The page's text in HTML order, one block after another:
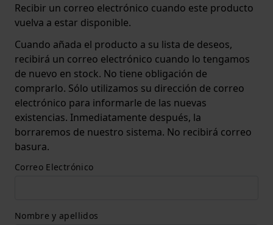
Recibir un correo electrónico cuando este producto
vuelva a estar disponible.
Cuando añada el producto a su lista de deseos,
recibirá un correo electrónico cuando lo tengamos
de nuevo en stock. No tiene obligación de
comprarlo. Sólo utilizamos su dirección de correo
electrónico para informarle de las nuevas
existencias. Inmediatamente después, la
borraremos de nuestro sistema. No recibirá correo
basura.
Correo Electrónico
Nombre y apellidos